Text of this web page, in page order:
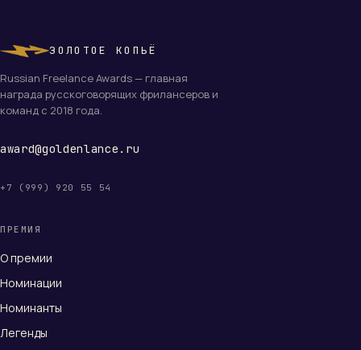
ЗОЛОТОЕ КОПЬЁ
Russian Freelance Awards — главная
награда русскоговорящих фрилансеров и
команд с 2018 года.
award@goldenlance.ru
+7 (999) 920 55 54
ПРЕМИЯ
О премии
Номинации
Номинанты
Легенды